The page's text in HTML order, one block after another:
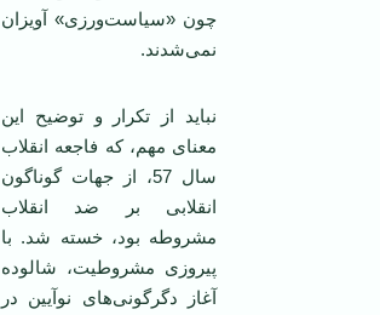
چون «سیاست‌ورزی» آویزان
نمی‌شدند.
نباید از تکرار و توضیح این
معنای مهم، که فاجعه انقلاب
سال 57، از جهات گوناگون
انقلابی بر ضد انقلاب
مشروطه بود، خسته شد. با
پیروزی مشروطیت، شالوده
آغاز دگرگونی‌های نوآیین در